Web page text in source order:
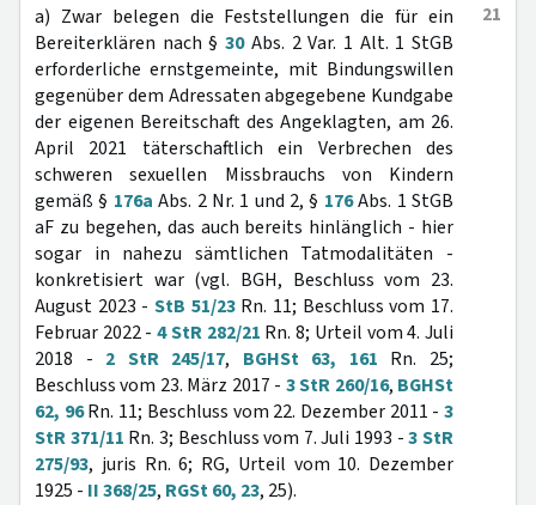
21
a) Zwar belegen die Feststellungen die für ein
Bereiterklären nach §30Abs. 2 Var. 1 Alt. 1 StGB
erforderliche ernstgemeinte, mit Bindungswillen
gegenüber dem Adressaten abgegebene Kundgabe
der eigenen Bereitschaft des Angeklagten, am 26.
April 2021 täterschaftlich ein Verbrechen des
schweren sexuellen Missbrauchs von Kindern
gemäß § 176a Abs. 2 Nr. 1 und 2, § 176Abs. 1 StGB
aF zu begehen, das auch bereits hinlänglich - hier
sogar in nahezu sämtlichen Tatmodalitäten -
konkretisiert war (vgl. BGH, Beschluss vom 23.
August 2023 - StB 51/23Rn. 11; Beschluss vom 17.
Februar 2022 -4 StR 282/21 Rn. 8; Urteil vom 4. Juli
2018 - 2 StR 245/17, BGHSt 63, 161 Rn. 25;
Beschluss vom 23. März 2017 - 3 StR 260/16, BGHSt
62, 96Rn. 11; Beschluss vom 22. Dezember 2011 -3
StR 371/11 Rn. 3; Beschluss vom 7. Juli 1993 -3 StR
275/93, juris Rn. 6; RG, Urteil vom 10. Dezember
1925 - II 368/25, RGSt 60, 23, 25).